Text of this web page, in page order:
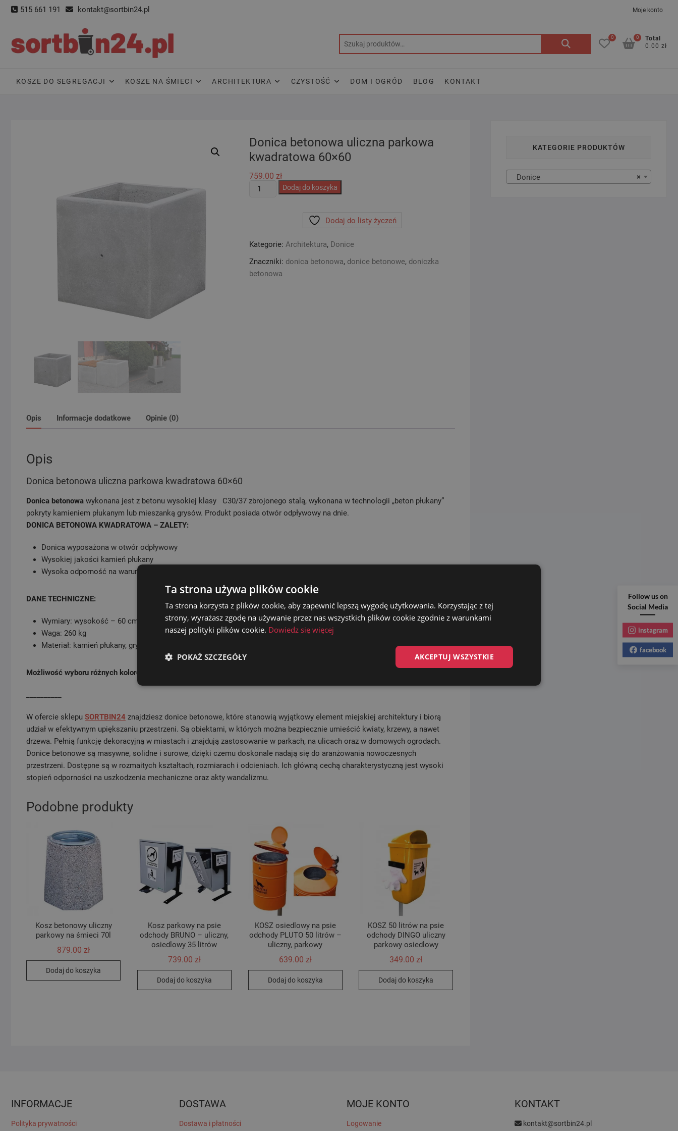
Skip
515 661 191 kontakt@sortbin24.pl Moje konto
Szukaj: 0
Total
0.00 zł
0
KOSZE DO SEGREGACJI KOSZE NA ŚMIECI ARCHITEKTURA CZYSTOŚĆ DOM I OGRÓD BLOG KONTAKT
Donica betonowa uliczna parkowa
kwadratowa 60×60
759.00 zł
ilość
kwadratowa
60x60
Dodaj do koszyka
Dodaj do listy życzeń
Kategorie: Architektura, Donice
Znaczniki: donica betonowa, donice betonowe, doniczka
betonowa
Opis Informacje dodatkowe Opinie (0)
Opis
Donica betonowa uliczna parkowa kwadratowa 60×60
Donica betonowa wykonana jest z betonu wysokiej klasy C30/37 zbrojonego stalą, wykonana w technologii „beton płukany”
pokryty kamieniem płukanym lub mieszanką grysów. Produkt posiada otwór odpływowy na dnie.
DONICA BETONOWA KWADRATOWA – ZALETY:
Donica wyposażona w otwór odpływowy
Wysokiej jakości kamień płukany
Wysoka odporność na warunki atmosferyczne
DANE TECHNICZNE:
Wymiary: wysokość – 60 cm, szerokość – 60 cm, długość – 60 cm
Waga: 260 kg
Materiał: kamień płukany, grysy.
Możliwość wyboru różnych kolorów betonów!!!
W ofercie sklepu SORTBIN24 znajdziesz donice betonowe, które stanowią wyjątkowy element miejskiej architektury i biorą
udział w efektywnym upiększaniu przestrzeni. Są obiektami, w których można bezpiecznie umieścić kwiaty, krzewy, a nawet
drzewa. Pełnią funkcję dekoracyjną w miastach i znajdują zastosowanie w parkach, na ulicach oraz w domowych ogrodach.
Donice betonowe są masywne, solidne i surowe, dzięki czemu doskonale nadają się do aranżowania nowoczesnych
przestrzeni. Dostępne są w rozmaitych kształtach, rozmiarach i odcieniach. Ich główną cechą charakterystyczną jest wysoki
stopień odporności na uszkodzenia mechaniczne oraz akty wandalizmu.
Podobne produkty
Kosz betonowy uliczny
parkowy na śmieci 70l
879.00 zł
Dodaj do koszyka
Kosz parkowy na psie
odchody BRUNO – uliczny,
osiedlowy 35 litrów
739.00 zł
Dodaj do koszyka
KOSZ osiedlowy na psie
odchody PLUTO 50 litrów –
uliczny, parkowy
639.00 zł
Dodaj do koszyka
KOSZ 50 litrów na psie
odchody DINGO uliczny
parkowy osiedlowy
349.00 zł
Dodaj do koszyka
KATEGORIE PRODUKTÓW
×
Donice
INFORMACJE
Polityka prywatności
DOSTAWA
Dostawa i płatności
MOJE KONTO
Logowanie
KONTAKT
kontakt@sortbin24.pl
Follow us on
Social Media
instagram
facebook
Ta strona używa plików cookie
Ta strona korzysta z plików cookie, aby zapewnić lepszą wygodę użytkowania. Korzystając z tej
strony, wyrażasz zgodę na używanie przez nas wszystkich plików cookie zgodnie z warunkami
naszej polityki plików cookie. Dowiedz się więcej
AKCEPTUJ WSZYSTKIE
POKAŻ SZCZEGÓŁY